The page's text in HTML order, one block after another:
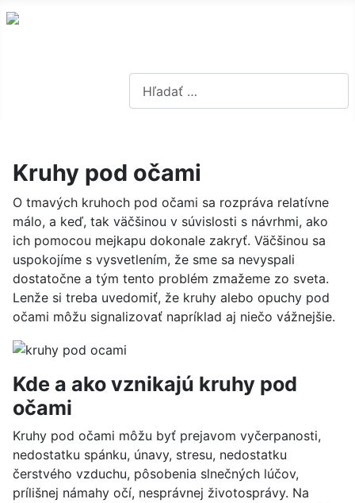
Hľadať...
Kruhy pod očami
O tmavých kruhoch pod očami sa rozpráva relatívne
málo, a keď, tak väčšinou v súvislosti s návrhmi, ako
ich pomocou mejkapu dokonale zakryť. Väčšinou sa
uspokojíme s vysvetlením, že sme sa nevyspali
dostatočne a tým tento problém zmažeme zo sveta.
Lenže si treba uvedomiť, že kruhy alebo opuchy pod
očami môžu signalizovať napríklad aj niečo vážnejšie.
Kde a ako vznikajú kruhy pod
očami
Kruhy pod očami môžu byť prejavom vyčerpanosti,
nedostatku spánku, únavy, stresu, nedostatku
čerstvého vzduchu, pôsobenia slnečných lúčov,
prílišnej námahy očí, nesprávnej životosprávy. Na